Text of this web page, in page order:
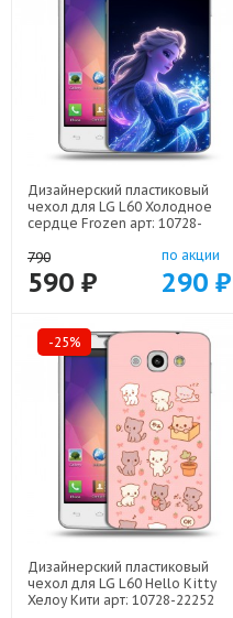
Дизайнерский пластиковый
чехол для LG L60 Холодное
сердце Frozen арт: 10728-
790
590 ₽
по акции
290 ₽
-25%
Дизайнерский пластиковый
чехол для LG L60 Hello Kitty
Хелоу Кити арт: 10728-22252